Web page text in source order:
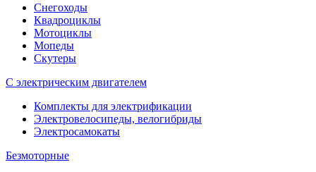
Снегоходы
Квадроциклы
Мотоциклы
Мопеды
Скутеры
С электрическим двигателем
Комплекты для электрификации
Электровелосипеды, велогибриды
Электросамокаты
Безмоторные